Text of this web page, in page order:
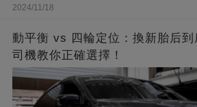
2024/11/18
動平衡 vs 四輪定位：換新胎后
司機教你正確選擇！